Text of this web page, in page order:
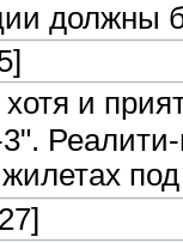
должны
и